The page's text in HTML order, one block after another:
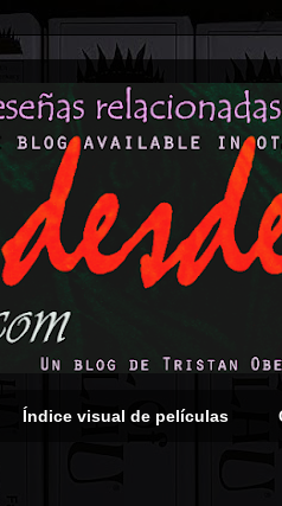
Índice visual de películas